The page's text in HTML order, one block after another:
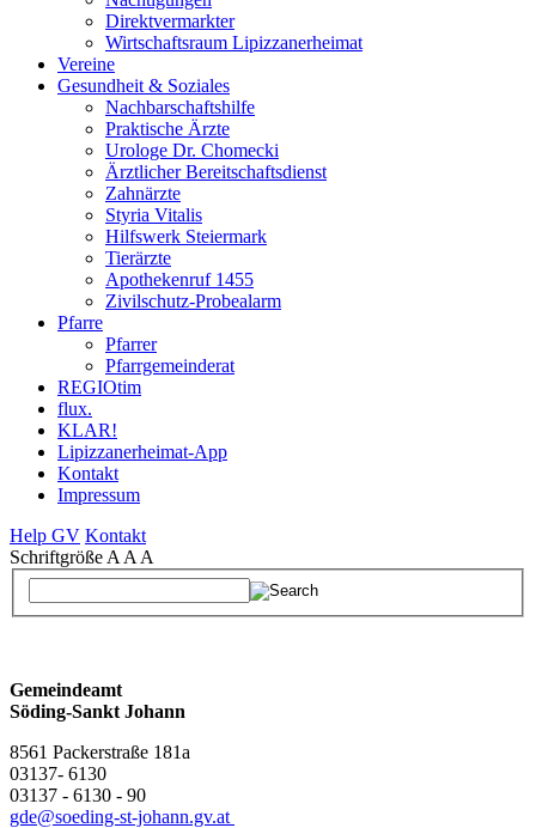
Direktvermarkter
Wirtschaftsraum Lipizzanerheimat
Vereine
Gesundheit & Soziales
Nachbarschaftshilfe
Praktische Ärzte
Urologe Dr. Chomecki
Ärztlicher Bereitschaftsdienst
Zahnärzte
Styria Vitalis
Hilfswerk Steiermark
Tierärzte
Apothekenruf 1455
Zivilschutz-Probealarm
Pfarre
Pfarrer
Pfarrgemeinderat
REGIOtim
flux.
KLAR!
Lipizzanerheimat-App
Kontakt
Impressum
Help GV Kontakt
Schriftgröße A A A
Gemeindeamt
Söding-Sankt Johann
8561 Packerstraße 181a
03137- 6130
03137 - 6130 - 90
gde@soeding-st-johann.gv.at